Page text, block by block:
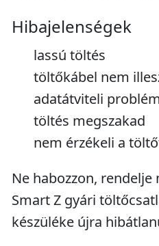
Hibajelenségek
lassú töltés
töltőkábel nem
adatátviteli
töltés megszakad
nem érzékeli a
Ne habozzon,
Smart Z gyári
készüléke újra